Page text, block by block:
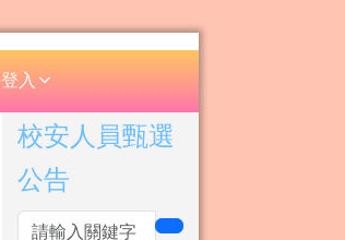
登入
右邊區域內容
校安人員甄選
公告